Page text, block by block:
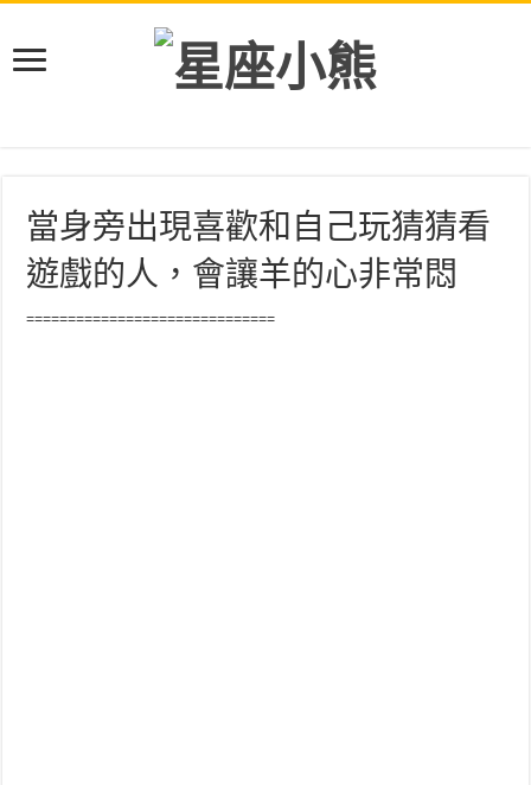
當身旁出現喜歡和自己玩猜猜看
遊戲的人，會讓羊的心非常悶
==============================